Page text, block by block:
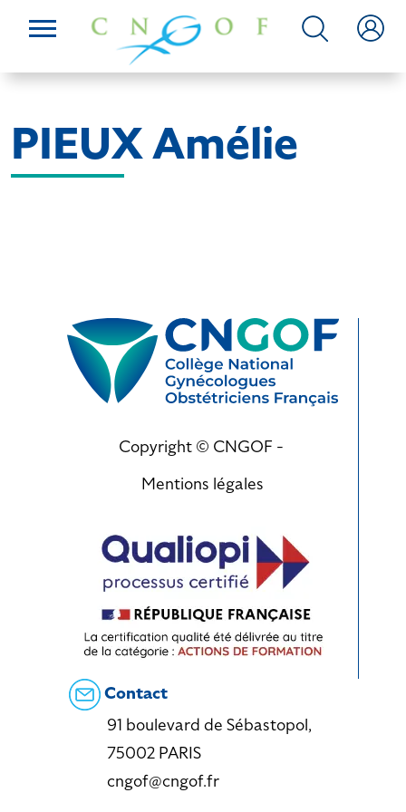
PIEUX Amélie
Copyright © CNGOF -
Mentions légales
Contact
91 boulevard de Sébastopol,
75002 PARIS
cngof@cngof.fr